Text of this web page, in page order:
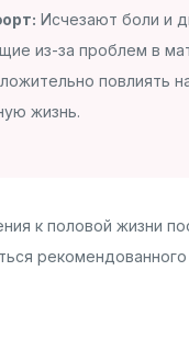
Исчезают боли и
из-за проблем в
повлиять
жизнь.
к половой жизни